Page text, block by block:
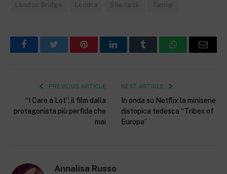
London Bridge Londra Sherlock Tamigi
FacebookTwitter PinterestLinkedInTumblr WhatsAppEmail
PREVIOUS ARTICLE
“I Care a Lot”, il film dalla
protagonista più perfida che
mai
NEXT ARTICLE
In onda su Netflix la miniserie
distopica tedesca “Tribes of
Europa”
Annalisa Russo